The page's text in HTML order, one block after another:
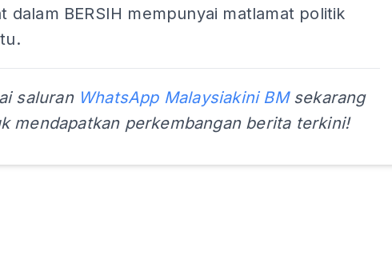
dalam BERSIH mempunyai matlamat politik
saluran WhatsApp Malaysiakini BMsekarang
mendapatkan perkembangan berita terkini!